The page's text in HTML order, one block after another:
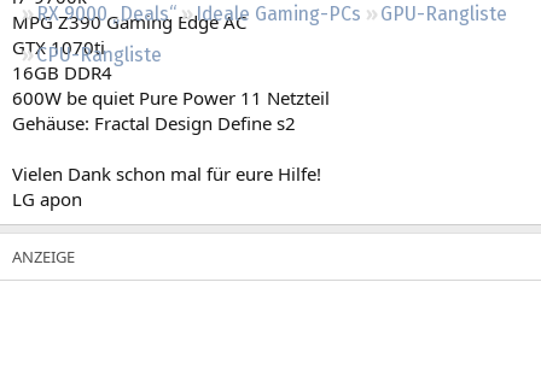
RX 9000 „Deals“
Ideale Gaming-PCs
GPU-Rangliste
CPU-Rangliste
MPG Z390 Gaming Edge AC
GTX 1070ti
16GB DDR4
600W be quiet Pure Power 11 Netzteil
Gehäuse: Fractal Design Define s2
Vielen Dank schon mal für eure Hilfe!
LG apon